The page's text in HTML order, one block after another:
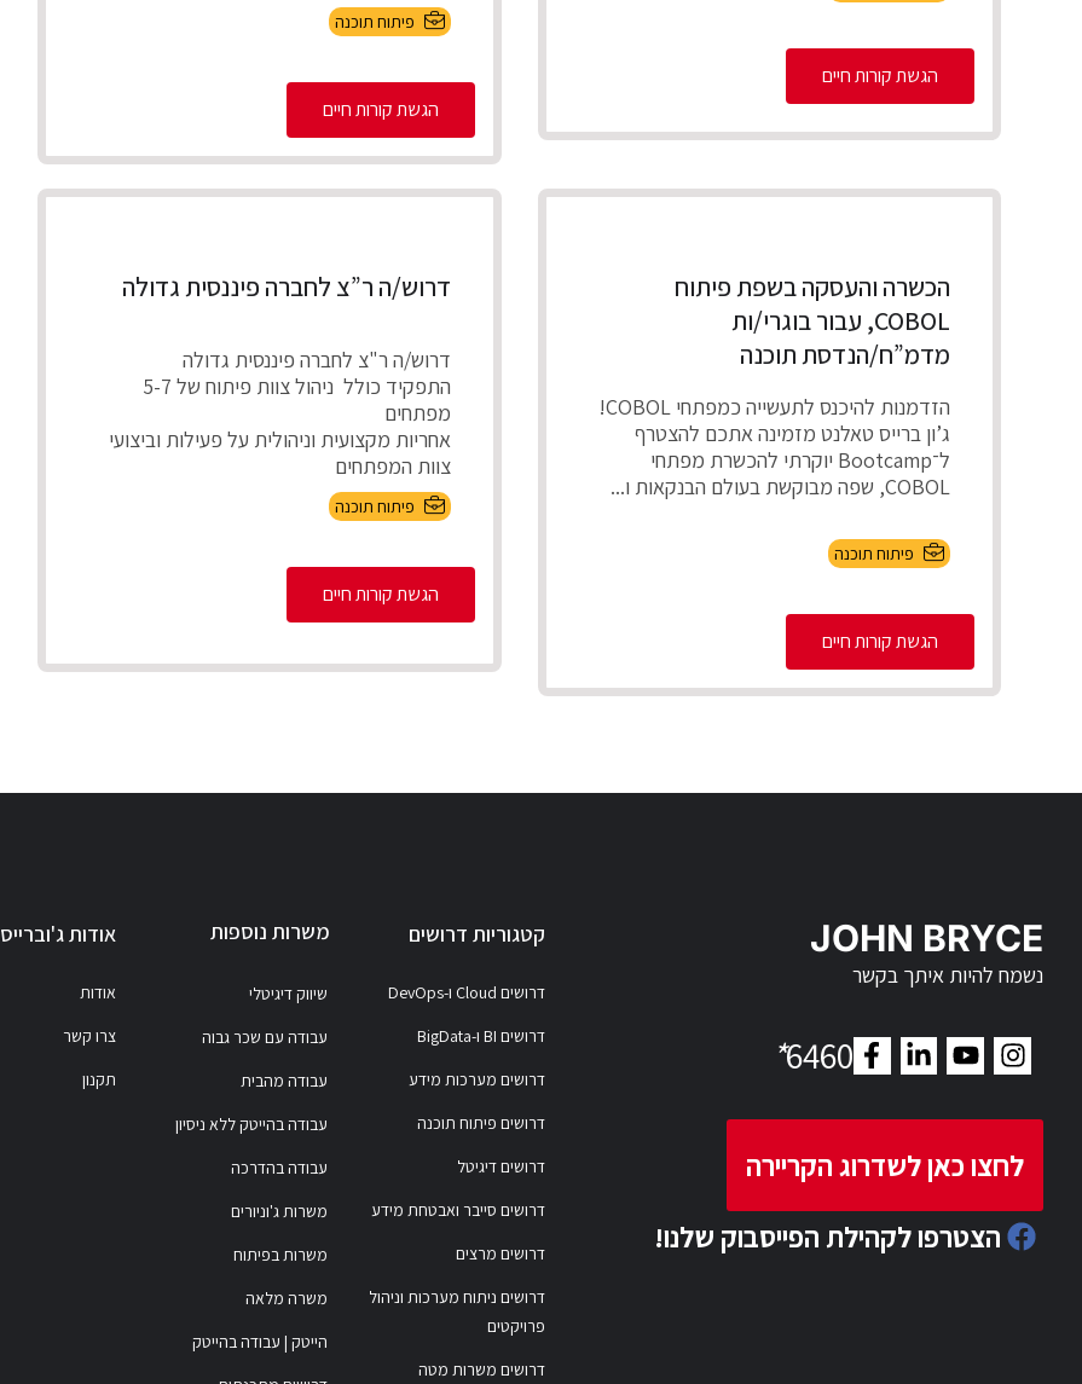
הגשת קורות חיים
פיתוח תוכנה
הגשת קורות חיים
הכשרה והעסקה בשפת פיתוח
COBOL, עבור בוגרי/ות
מדמ”ח/הנדסת תוכנה
הזדמנות להיכנס לתעשייה כמפתחי COBOL!
ג’ון ברייס טאלנט מזמינה אתכם להצטרף
ל־Bootcamp יוקרתי להכשרת מפתחי
COBOL, שפה מבוקשת בעולם הבנקאות ו...
פיתוח תוכנה
הגשת קורות חיים
דרוש/ה ר”צ לחברה פיננסית גדולה
דרוש/ה ר"צ לחברה פיננסית גדולה
התפקיד כולל ניהול צוות פיתוח של 5-7
מפתחים
אחריות מקצועית וניהולית על פעילות וביצועי
צוות המפתחים
חניכה, ...פיתוח תוכנה
הגשת קורות חיים
JOHN BRYCE
נשמח להיות איתך בקשר
6460
*
לחצו כאן לשדרוג הקריירה
הצטרפו לקהילת הפייסבוק שלנו!
קטגוריות דרושים
דרושים Cloud ו-DevOps
דרושים BI ו-BigData
דרושים מערכות מידע
דרושים פיתוח תוכנה
דרושים דיגיטל
דרושים סייבר ואבטחת מידע
דרושים מרצים
דרושים ניתוח מערכות וניהול
פרויקטים
דרושים משרות מטה
משרות נוספות
שיווק דיגיטלי
עבודה עם שכר גבוה
עבודה מהבית
עבודה בהייטק ללא ניסיון
עבודה בהדרכה
משרות ג'וניורים
משרות בפיתוח
משרה מלאה
הייטק | עבודה בהייטק
אודות ג'וברייס
אודות
צרו קשר
תקנון